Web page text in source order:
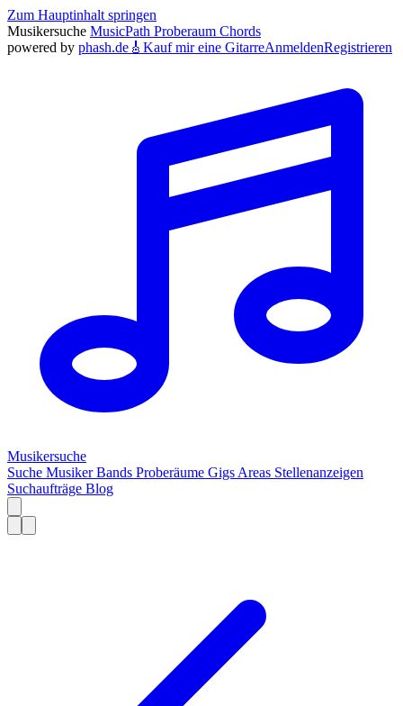
Zum Hauptinhalt springen
Musikersuche MusicPath Proberaum Chords
powered by phash.de 🎸 Kauf mir eine GitarreAnmeldenRegistrieren
Musikersuche
Suche MusikerBands Proberäume Gigs Areas Stellenanzeigen
Suchaufträge Blog